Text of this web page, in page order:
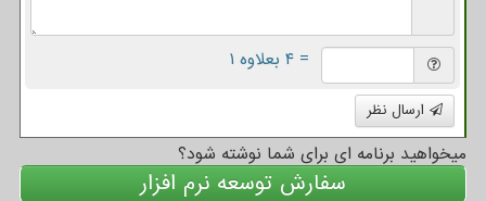
= ۴ بعلاوه ۱
ارسال نظر
میخواهید برنامه ای برای شما نوشته شود؟
سفارش توسعه نرم افزار